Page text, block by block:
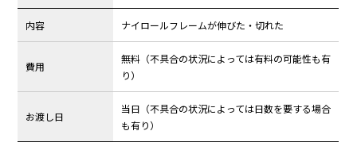
内容 ナイロールフレームが伸びた・切れた
費用
無料（不具合の状況によっては有料の可能性も有
り）
お渡し日
当日（不具合の状況によっては日数を要する場合
も有り）